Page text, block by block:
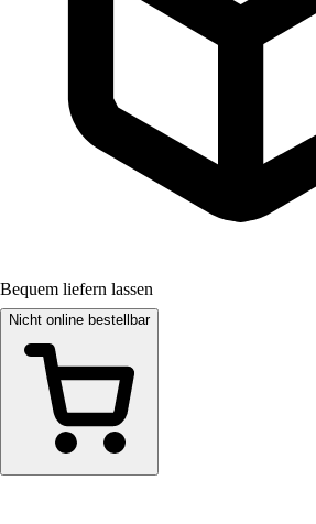
Bequem liefern lassen
Nicht online bestellbar